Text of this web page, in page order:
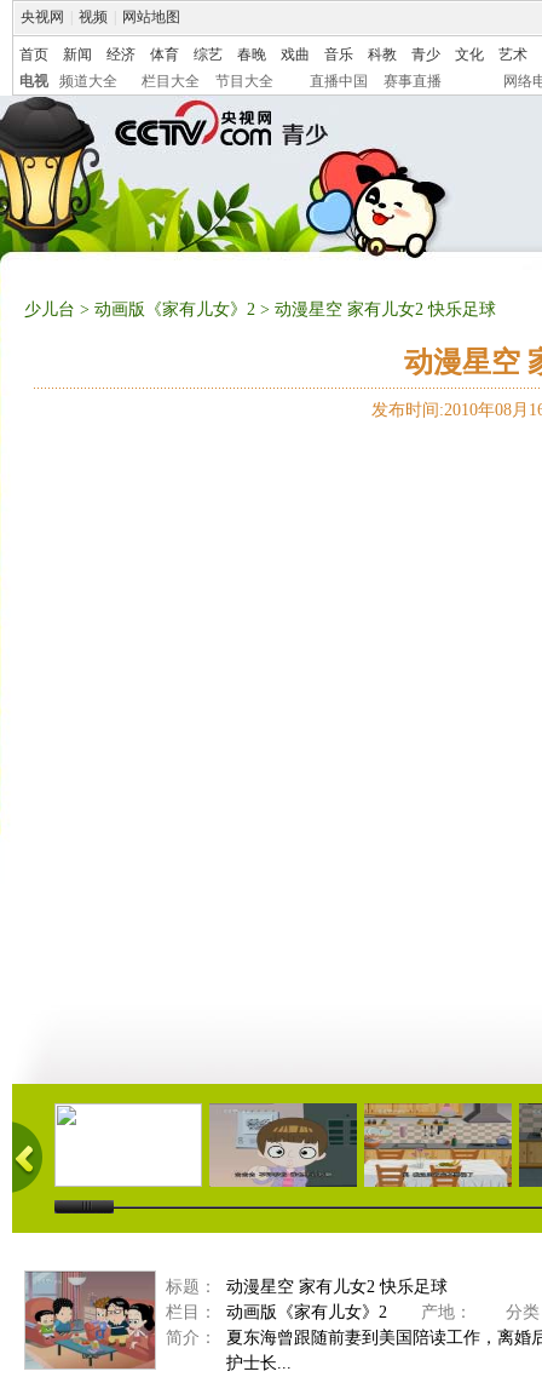
央视网 视频 网站地图
首页 新闻 经济 体育 综艺 春晚 戏曲 音乐 科教 青少 文化
艺术
电视
频道大全 栏目大全 节目大全 直播中国 赛事直播 网络
少儿台 > 动画版《家有儿女》2 > 动漫星空 家有儿女2 快乐足球
动漫星空
发布时间:2010年08月
25:18 24:38 23:38
标题：
动漫星空 家有儿女2 快乐足球
栏目：
动画版《家有儿女》2 产地：
分类
简介：
夏东海曾跟随前妻到美国陪读工作，离婚
护士长...